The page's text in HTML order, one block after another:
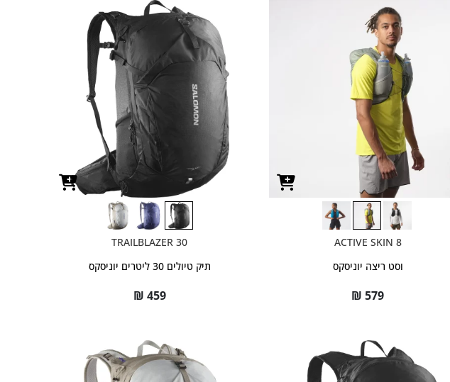
ACTIVE SKIN 8
וסט ריצה יוניסקס
₪ 579
TRAILBLAZER 30
תיק טיולים 30 ליטרים יוניסקס
₪ 459